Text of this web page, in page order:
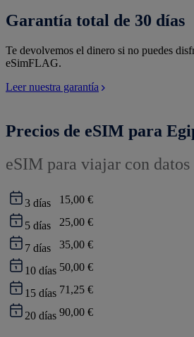
Garantía total de 30 días
Te devolvemos el dinero si no puedes
eSimFLAG.
Leer nuestra garantía
Precios de eSIM para
eSIM para viajar con
3 días 15,00 €
5 días 25,00 €
7 días 35,00 €
10 días 50,00 €
15 días 71,25 €
20 días 90,00 €